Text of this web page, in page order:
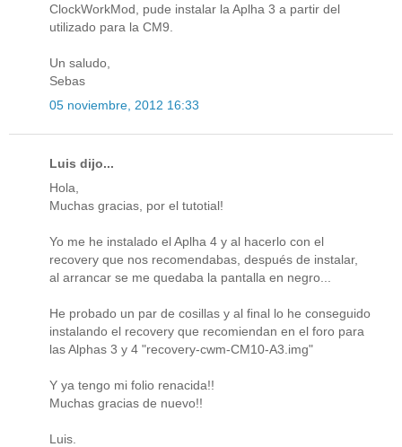
ClockWorkMod, pude instalar la Aplha 3 a partir del
utilizado para la CM9.
Un saludo,
Sebas
05 noviembre, 2012 16:33
Luis dijo...
Hola,
Muchas gracias, por el tutotial!
Yo me he instalado el Aplha 4 y al hacerlo con el
recovery que nos recomendabas, después de instalar,
al arrancar se me quedaba la pantalla en negro...
He probado un par de cosillas y al final lo he conseguido
instalando el recovery que recomiendan en el foro para
las Alphas 3 y 4 "recovery-cwm-CM10-A3.img"
Y ya tengo mi folio renacida!!
Muchas gracias de nuevo!!
Luis.